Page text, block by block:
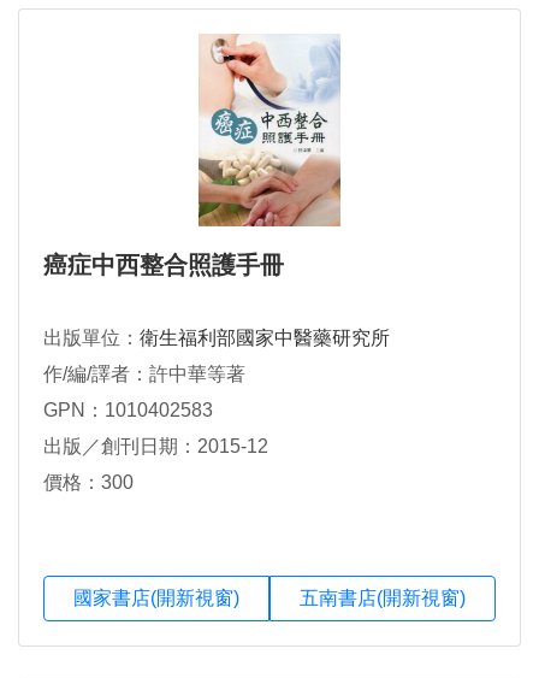
癌症中西整合照護手冊
出版單位： 衛生福利部國家中醫藥研究所
作/編/譯者：許中華等著
GPN：1010402583
出版／創刊日期：2015-12
價格：300
國家書店(開新視窗) 五南書店(開新視窗)